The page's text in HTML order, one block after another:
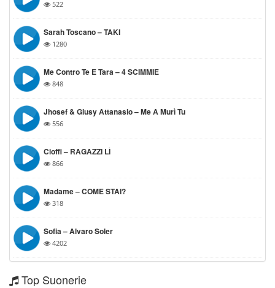
522
Sarah Toscano – TAKI
1280
Me Contro Te E Tara – 4 SCIMMIE
848
Jhosef & Giusy Attanasio – Me A Murì Tu
556
Cioffi – RAGAZZI LÌ
866
Madame – COME STAI?
318
Sofia – Alvaro Soler
4202
Top Suonerie